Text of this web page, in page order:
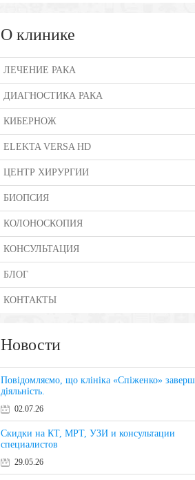
О клинике
ЛЕЧЕНИЕ РАКА
ДИАГНОСТИКА РАКА
КИБЕРНОЖ
ELEKTA VERSA HD
ЦЕНТР ХИРУРГИИ
БИОПСИЯ
КОЛОНОСКОПИЯ
КОНСУЛЬТАЦИЯ
БЛОГ
КОНТАКТЫ
Новости
Повідомляємо, що клініка «Спіженко»
діяльність.
02.07.26
Скидки на КТ, МРТ, УЗИ и консультации
специалистов
29.05.26